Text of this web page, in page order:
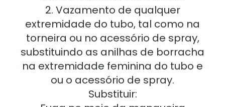
2. Vazamento de qualquer
extremidade do tubo, tal como na
torneira ou no acessório de spray,
substituindo as anilhas de borracha
na extremidade feminina do tubo e
ou o acessório de spray.
Substituir: